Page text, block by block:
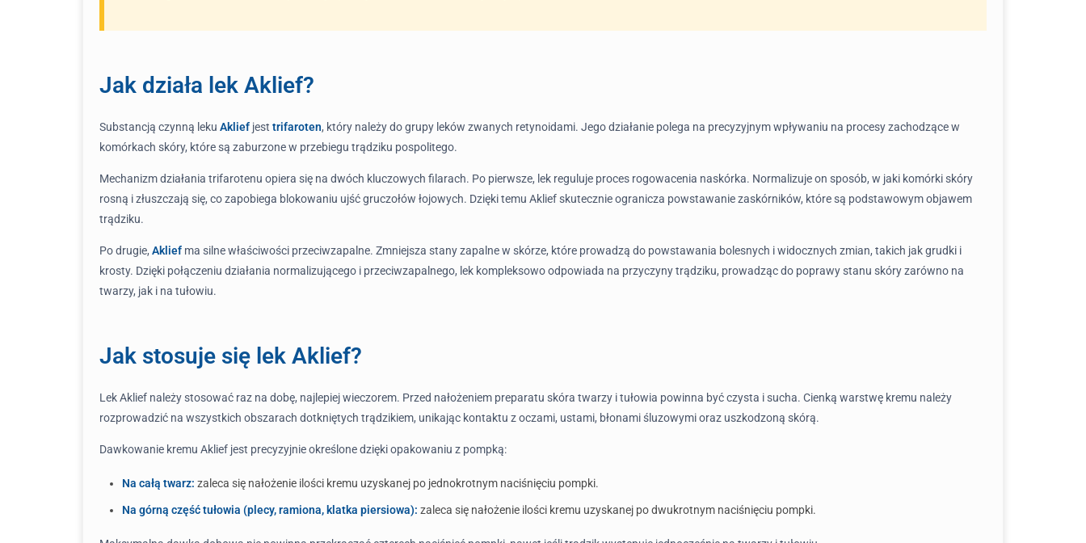
Jak działa lek Aklief?
Substancją czynną leku Aklief jest trifaroten, który należy do grupy leków zwanych retynoidami. Jego działanie polega na precyzyjnym wpływaniu na procesy zachodzące w
komórkach skóry, które są zaburzone w przebiegu trądziku pospolitego.
Mechanizm działania trifarotenu opiera się na dwóch kluczowych filarach. Po pierwsze, lek reguluje proces rogowacenia naskórka. Normalizuje on sposób, w jaki komórki skóry
rosną i złuszczają się, co zapobiega blokowaniu ujść gruczołów łojowych. Dzięki temu Aklief skutecznie ogranicza powstawanie zaskórników, które są podstawowym objawem
trądziku.
Po drugie, Aklief ma silne właściwości przeciwzapalne. Zmniejsza stany zapalne w skórze, które prowadzą do powstawania bolesnych i widocznych zmian, takich jak grudki i
krosty. Dzięki połączeniu działania normalizującego i przeciwzapalnego, lek kompleksowo odpowiada na przyczyny trądziku, prowadząc do poprawy stanu skóry zarówno na
twarzy, jak i na tułowiu.
Jak stosuje się lek Aklief?
Lek Aklief należy stosować raz na dobę, najlepiej wieczorem. Przed nałożeniem preparatu skóra twarzy i tułowia powinna być czysta i sucha. Cienką warstwę kremu należy
rozprowadzić na wszystkich obszarach dotkniętych trądzikiem, unikając kontaktu z oczami, ustami, błonami śluzowymi oraz uszkodzoną skórą.
Dawkowanie kremu Aklief jest precyzyjnie określone dzięki opakowaniu z pompką:
Na całą twarz: zaleca się nałożenie ilości kremu uzyskanej po jednokrotnym naciśnięciu pompki.
Na górną część tułowia (plecy, ramiona, klatka piersiowa): zaleca się nałożenie ilości kremu uzyskanej po dwukrotnym naciśnięciu pompki.